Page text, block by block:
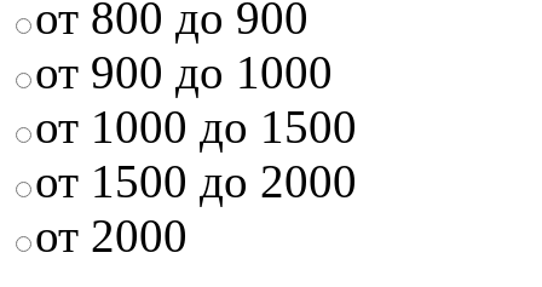
от 800 до 900
от 900 до 1000
от 1000 до 1500
от 1500 до 2000
от 2000